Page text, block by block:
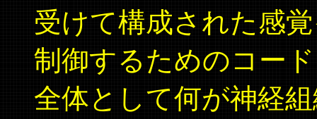
受けて構成された感
制御するためのコー
全体として何が神経